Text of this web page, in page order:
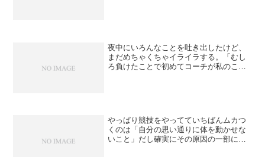
夜中にいろんなことを吐き出したけど、
まだめちゃくちゃイライラする。「むし
ろ負けたことで初めてコーチが私のこと
やっぱり競技をやってていちばんムカつ
くのは「自分の思い通りに体を動かせな
いこと」だし確実にその原因の一部にな